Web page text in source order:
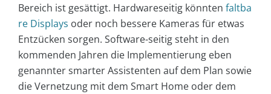
Bereich ist gesättigt. Hardwareseitig könnten faltba
re Displays oder noch bessere Kameras für etwas
Entzücken sorgen. Software-seitig steht in den
kommenden Jahren die Implementierung eben
genannter smarter Assistenten auf dem Plan sowie
die Vernetzung mit dem Smart Home oder dem